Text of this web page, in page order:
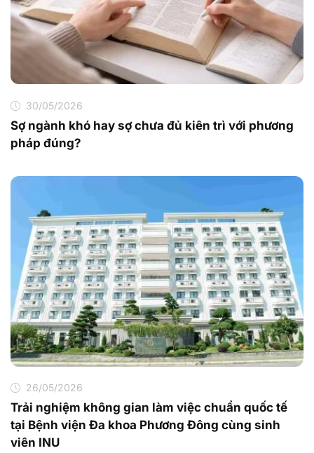
30/05/2026
Sợ ngành khó hay sợ chưa đủ kiên trì với phương
pháp đúng?
26/05/2026
Trải nghiệm không gian làm việc chuẩn quốc tế
tại Bệnh viện Đa khoa Phương Đông cùng sinh
viên INU